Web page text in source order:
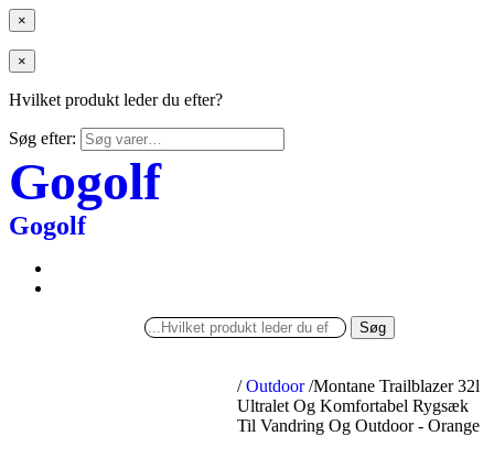
×
×
Hvilket produkt leder du efter?
Søg efter:
Gogolf
Gogolf
Søg
/ Outdoor /Montane Trailblazer 32l
Ultralet Og Komfortabel Rygsæk
Til Vandring Og Outdoor - Orange